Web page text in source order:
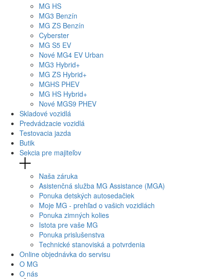
MG HS
MG3 Benzín
MG ZS Benzín
Cyberster
MG S5 EV
Nové MG4 EV Urban
MG3 Hybrid+
MG ZS Hybrid+
MGHS PHEV
MG HS Hybrid+
Nové MGS9 PHEV
Skladové vozidlá
Predvádzacie vozidlá
Testovacia jazda
Butik
Sekcia pre majiteľov
Naša záruka
Asistenčná služba MG Assistance (MGA)
Ponuka detských autosedačiek
Moje MG - prehľad o vašich vozidlách
Ponuka zimných kolies
Istota pre vaše MG
Ponuka prislušenstva
Technické stanoviská a potvrdenia
Online objednávka do servisu
O MG
O nás